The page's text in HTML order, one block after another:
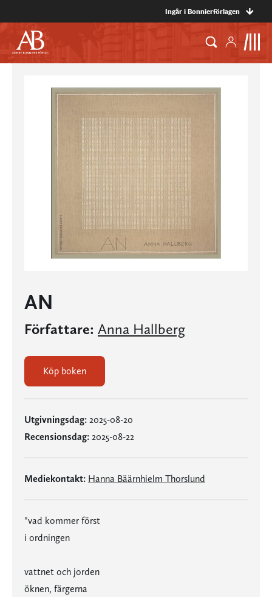
Ingår i Bonnierförlagen
AN
Författare: Anna Hallberg
Köp boken
Utgivningsdag: 2025-08-20
Recensionsdag: 2025-08-22
Mediekontakt: Hanna Bäärnhielm Thorslund
"vad kommer först
i ordningen
vattnet och jorden
öknen, färgerna